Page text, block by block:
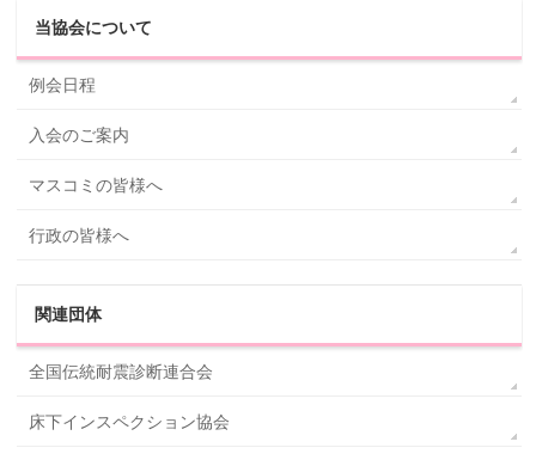
当協会について
例会日程
入会のご案内
マスコミの皆様へ
行政の皆様へ
関連団体
全国伝統耐震診断連合会
床下インスペクション協会